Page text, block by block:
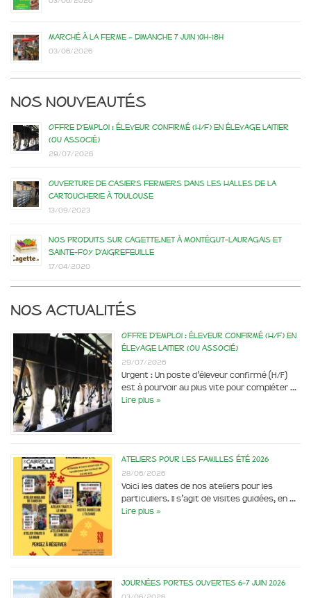
Marché à la ferme – dimanche 7 juin 10h-18h
03/06/2026
Nos nouveautés
Offre d’emploi : éleveur confirmé (H/F) en élevage laitier
(ou associé)
29/07/2026
Ouverture de casiers fermiers dans les Halles de la
Cartoucherie à Toulouse
13/09/2023
Nos produits sur Cagette.net à Montégut-Lauragais et
Sainte-Foy d’Aigrefeuille
17/04/2020
Nos actualités
Offre d’emploi : éleveur confirmé (H/F) en
élevage laitier (ou associé)
29/07/2026
Urgent : Un poste d’éleveur confirmé (H/F)
est à pourvoir au plus vite pour compléter …
Lire plus »
Ateliers pour les familles été 2026
28/06/2026
Voici les dates de nos ateliers pour les
particuliers. Il s’agit de visites guidées, en …
Lire plus »
Journées portes ouvertes 6-7 juin 2026